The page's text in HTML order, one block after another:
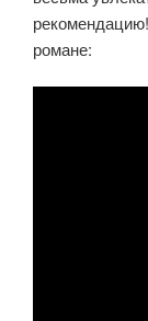
романе: